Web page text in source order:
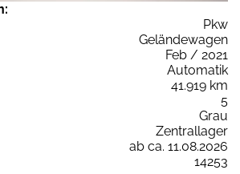
Pkw
Geländewagen
Feb / 2021
Automatik
41.919 km
5
Grau
Zentrallager
ab ca. 11.08.2026
14253